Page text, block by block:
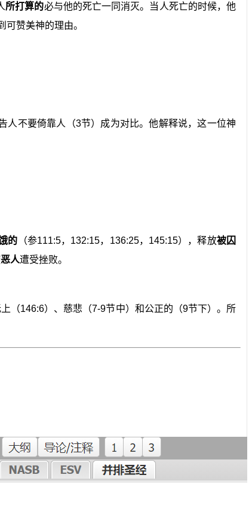
所打算的必与他的死亡一同消灭。当人死亡的时候，他
赞美神的理由。
人不要倚靠人（3节）成为对比。他解释说，这一位神
的 （参111:5，132:15，136:25，145:15），释放被囚
恶人遭受挫败。
（146:6）、慈悲（7-9节中）和公正的（9节下）。所